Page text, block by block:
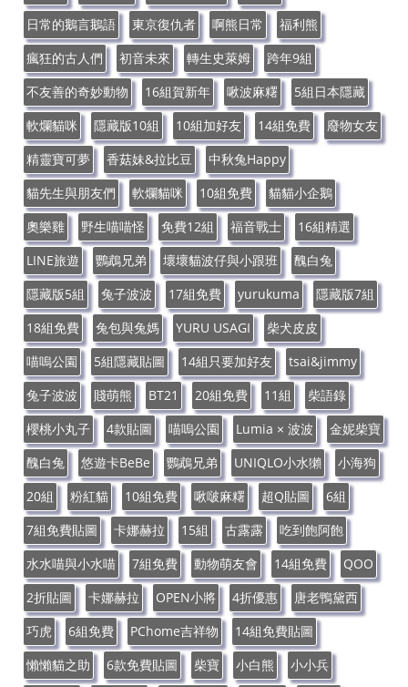
日常的鵝言鵝語
東京復仇者 啊熊日常
福利熊
瘋狂的古人們
初音未來 轉生史萊姆
跨年9組
不友善的奇妙動物
16組賀新年 啾波麻糬
5組日本隱藏
軟爛貓咪
隱藏版10組 10組加好友 14組免費
廢物女友
精靈寶可夢
香菇妹&拉比豆
中秋兔Happy
貓先生與朋友們
軟爛貓咪 10組免費
貓貓小企鵝
奧樂雞
野生喵喵怪 免費12組 福音戰士
16組精選
LINE旅遊
鸚鵡兄弟 壞壞貓波仔與小跟班
醜白兔
隱藏版5組
兔子波波 17組免費 yurukuma
隱藏版7組
18組免費
兔包與兔媽 YURU USAGI
柴犬皮皮
喵嗚公園
5組隱藏貼圖 14組只要加好友
tsai&jimmy
兔子波波
賤萌熊 BT21 20組免費 11組
柴語錄
櫻桃小丸子
4款貼圖 喵嗚公園 Lumia × 波波
金妮柴寶
醜白兔
悠遊卡BeBe 鸚鵡兄弟 UNIQLO小水獺
小海狗
20組
粉紅貓 10組免費 啾啵麻糬 超Q貼圖
6組
7組免費貼圖
卡娜赫拉 15組 古露露
吃到飽阿飽
水水喵與小水喵
7組免費 動物萌友會 14組免費
QOO
2折貼圖
卡娜赫拉 OPEN小將 4折優惠
唐老鴨黛西
巧虎
6組免費 PChome吉祥物
14組免費貼圖
懶懶貓之助
6款免費貼圖 柴寶 小白熊 小小兵